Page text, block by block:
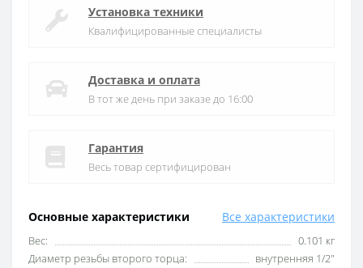
Основные характеристики Все характеристики
Вес:
0.101 кг
Диаметр резьбы второго торца:
внутренняя 1/2″
Установка техники
Квалифицированные специалисты
Доставка и оплата
В тот же день при заказе до 16:00
Гарантия
Весь товар сертифицирован